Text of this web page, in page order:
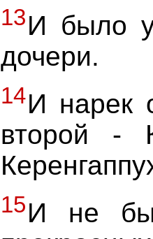
13И было
дочери.
14И нарек
второй -
15И не